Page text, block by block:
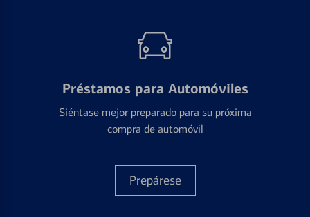
Préstamos para Automóviles
Siéntase mejor preparado para su próxima
compra de automóvil
Prepárese